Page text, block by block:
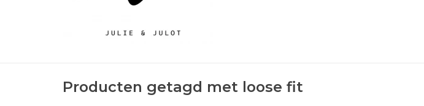
Producten getagd met loose fit